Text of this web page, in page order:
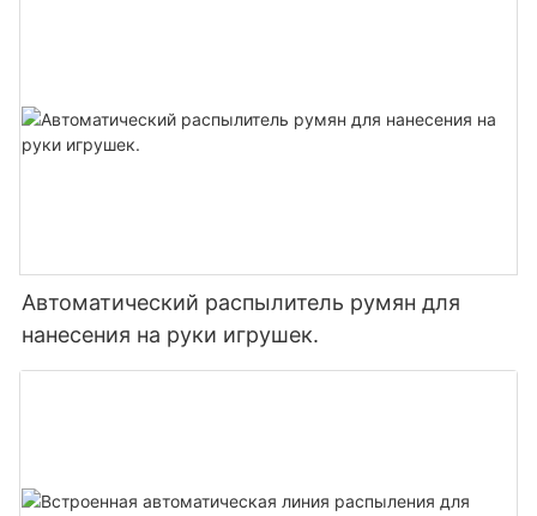
Автоматический распылитель румян для
нанесения на руки игрушек.